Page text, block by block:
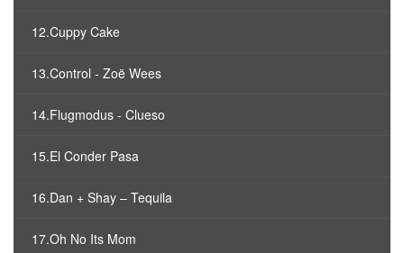
12.Cuppy Cake
13.Control - Zoë Wees
14.Flugmodus - Clueso
15.El Conder Pasa
16.Dan + Shay – Tequila
17.Oh No Its Mom